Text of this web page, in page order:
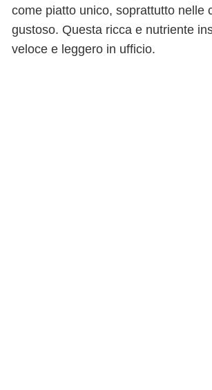
come piatto unico, soprattutto nelle
gustoso. Questa ricca e nutriente
veloce e leggero in ufficio.